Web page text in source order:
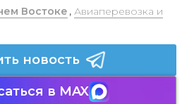
Востоке , Авиаперевозка и
новость
в MAX